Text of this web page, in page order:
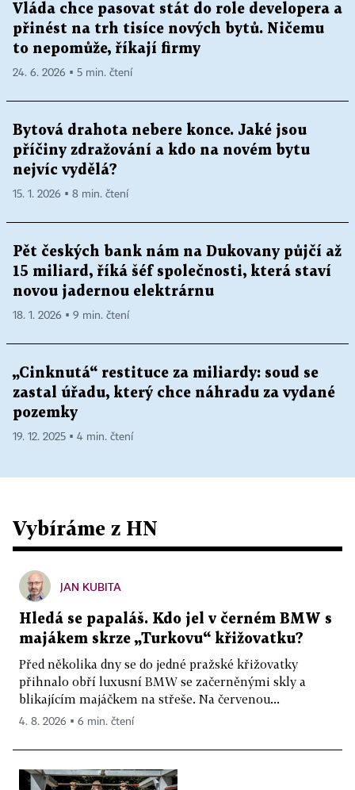
Vláda chce pasovat stát do role developera a
přinést na trh tisíce nových bytů. Ničemu
to nepomůže, říkají firmy
24. 6. 2026 ▪ 5 min. čtení
Bytová drahota nebere konce. Jaké jsou
příčiny zdražování a kdo na novém bytu
nejvíc vydělá?
15. 1. 2026 ▪ 8 min. čtení
Pět českých bank nám na Dukovany půjčí až
15 miliard, říká šéf společnosti, která staví
novou jadernou elektrárnu
18. 1. 2026 ▪ 9 min. čtení
„Cinknutá“ restituce za miliardy: soud se
zastal úřadu, který chce náhradu za vydané
pozemky
19. 12. 2025 ▪ 4 min. čtení
Vybíráme z HN
JAN KUBITA
Hledá se papaláš. Kdo jel v černém BMW s
majákem skrze „Turkovu“ křižovatku?
Před několika dny se do jedné pražské křižovatky
přihnalo obří luxusní BMW se začerněnými skly a
blikajícím majáčkem na střeše. Na červenou...
4. 8. 2026 ▪ 6 min. čtení